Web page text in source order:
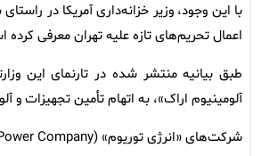
با این وجود، وزیر خزانه‌داری آمریکا در
اعمال تحریم‌های تازه علیه تهران معرفی
طبق بیانیه منتشر شده در تارنمای این
آلومینیوم اراک»، به اتهام تأمین تجهیزات و
شرکت‌های «انرژی توریوم» (Thorium Power Company)، «ساترا پارس» و «صنایع آذرآب» نیز جزو اهداف تحریمی تازه آمریکا هستند.